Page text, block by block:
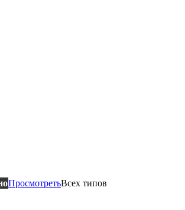
ПросмотретьВсех типов